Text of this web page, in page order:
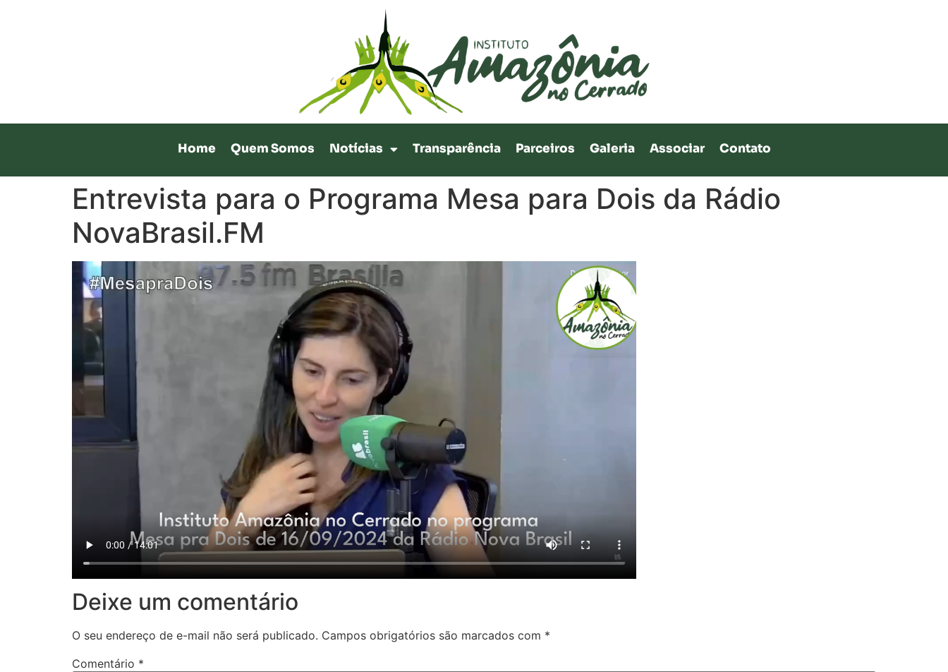
Home Quem Somos Notícias Transparência Parceiros Galeria Associar Contato
Entrevista para o Programa Mesa para Dois da Rádio
NovaBrasil.FM
Deixe um comentário
O seu endereço de e-mail não será publicado. Campos obrigatórios são marcados com *
Comentário *